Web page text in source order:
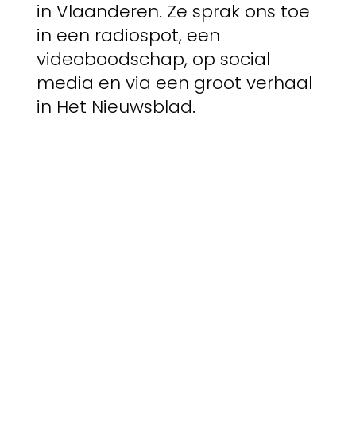
in Vlaanderen. Ze sprak ons toe
in een radiospot, een
videoboodschap, op social
media en via een groot verhaal
in Het Nieuwsblad.